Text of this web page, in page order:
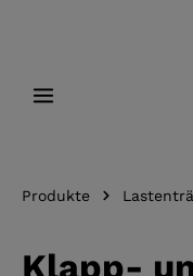
Produkte
Klapp-